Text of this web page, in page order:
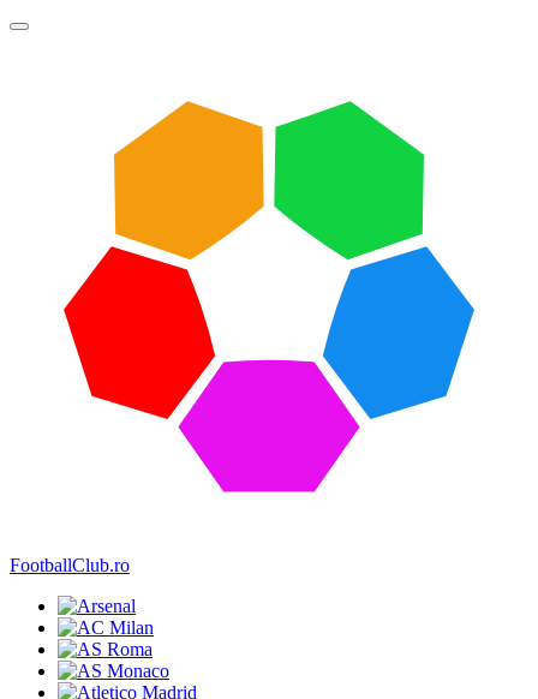
FootballClub.ro